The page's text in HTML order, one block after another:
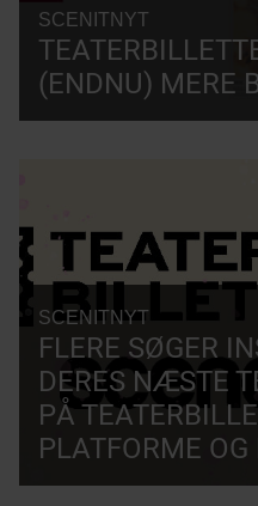
SCENITNYT
(ENDNU) MERE
SCENITNYT
FLERE SØGER
DERES NÆSTE
PÅ
PLATFORME